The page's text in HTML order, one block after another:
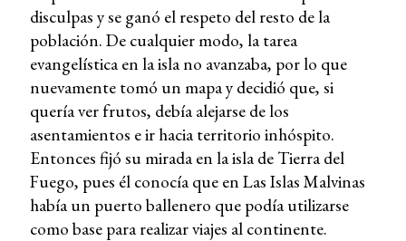
disculpas y se ganó el respeto del resto de la
población. De cualquier modo, la tarea
evangelística en la isla no avanzaba, por lo que
nuevamente tomó un mapa y decidió que, si
quería ver frutos, debía alejarse de los
asentamientos e ir hacia territorio inhóspito.
Entonces fijó su mirada en la isla de Tierra del
Fuego, pues él conocía que en Las Islas Malvinas
había un puerto ballenero que podía utilizarse
como base para realizar viajes al continente.